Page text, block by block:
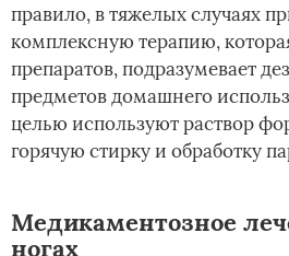
правило, в тяжелых случаях
комплексную терапию,
препаратов, подразумевает
предметов домашнего
целью используют раствор
горячую стирку и обработку
Медикаментозное
ногах